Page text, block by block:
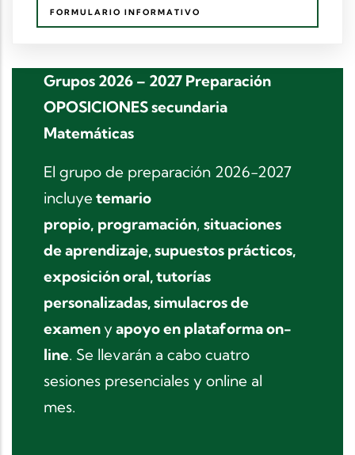
FORMULARIO INFORMATIVO
Grupos 2026 – 2027 Preparación
OPOSICIONES secundaria
Matemáticas
El grupo de preparación 2026-2027
incluye temario
propio, programación, situaciones
de aprendizaje, supuestos prácticos,
exposición oral, tutorías
personalizadas, simulacros de
examenyapoyo en plataforma on-
line. Se llevarán a cabo cuatro
sesiones presenciales y online al
mes.